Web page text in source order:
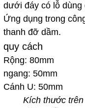
dưới đáy có lỗ dùng
Ứng dụng trong
thanh đỡ dầm.
quy cách
Rộng: 80mm
ngang: 50mm
Cánh U: 50mm
Kích thước